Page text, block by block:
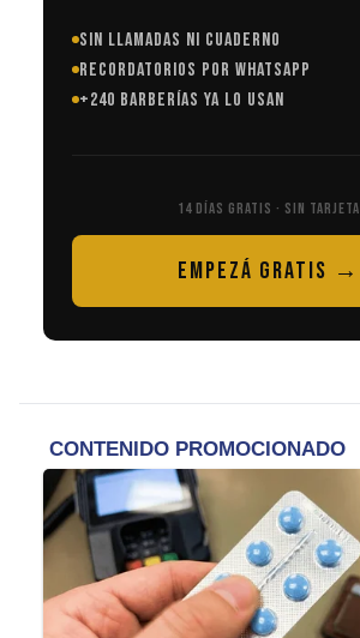
SIN LLAMADAS NI CUADERNO
RECORDATORIOS POR WHATSAPP
+240 BARBERÍAS YA LO USAN
14 DÍAS GRATIS · SIN TARJETA
EMPEZÁ GRATIS →